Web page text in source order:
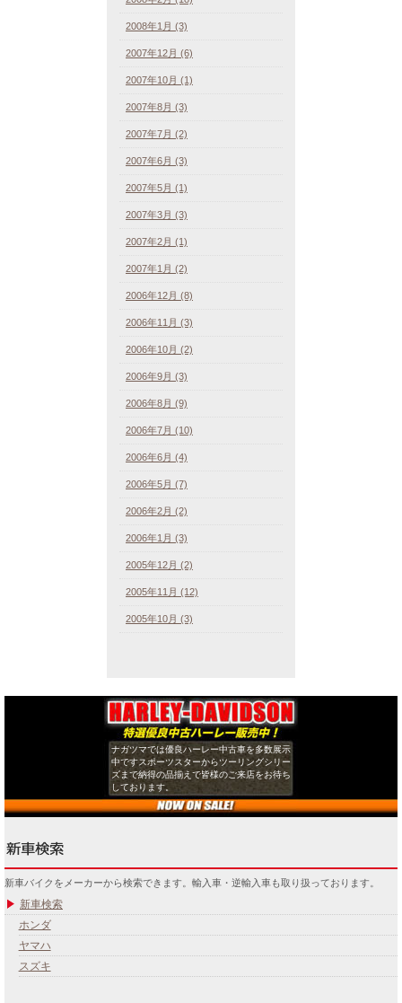
2008年1月 (3)
2007年12月 (6)
2007年10月 (1)
2007年8月 (3)
2007年7月 (2)
2007年6月 (3)
2007年5月 (1)
2007年3月 (3)
2007年2月 (1)
2007年1月 (2)
2006年12月 (8)
2006年11月 (3)
2006年10月 (2)
2006年9月 (3)
2006年8月 (9)
2006年7月 (10)
2006年6月 (4)
2006年5月 (7)
2006年2月 (2)
2006年1月 (3)
2005年12月 (2)
2005年11月 (12)
2005年10月 (3)
ナガツマでは優良ハーレー中古車を多数展示
中ですスポーツスターからツーリングシリー
ズまで納得の品揃えで皆様のご来店をお待ち
しております。
新車バイクをメーカーから検索できます。輸入車・逆輸入車も取り扱っております。
新車検索
ホンダ
ヤマハ
スズキ